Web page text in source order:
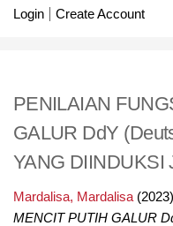
Login Create Account
PENILAIAN
GALUR DdY
YANG DIINDUKSI
Mardalisa, Mardalisa(2023)
MENCIT PUTIH GALUR